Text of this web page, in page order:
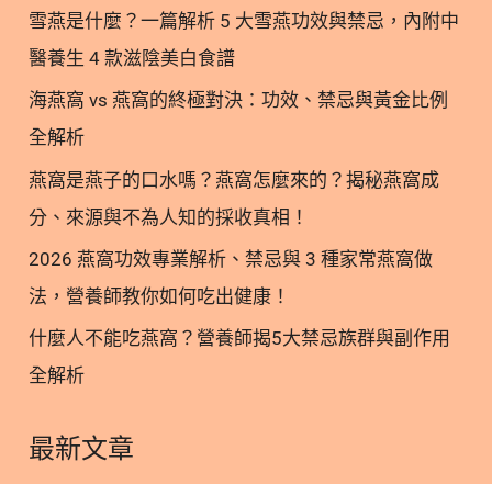
磨… 這包是無糖配方 吃起來不會有負擔之外 口感上
早上空腹直接泡水喝 效果最好哦~ 讓每一天的自己都
看起來比昨天更美~ ALLRE 歐瑞生醫 #ALLRE #歐瑞
生醫 #保健食品 #健康維持 #膠原蛋白 #豐盈 #養顏美
團，用營養蘊育健康! 關於作者 關於作者 林安安營養
師 營養師、健康講師、專欄作家、直播主。 溫柔堅
毅的營養師，曾經歷過職場霸凌，受焦慮憂鬱症纏身
及心理分裂，透過藥物、營養、心理治療走出，努力
自身經驗和營養專業帶給世界美好溫柔。 瀏覽次數：
5
雪燕是什麼？一篇解析 5 大雪燕功效與禁忌，內附中
醫養生 4 款滋陰美白食譜
海燕窩 vs 燕窩的終極對決：功效、禁忌與黃金比例
全解析
燕窩是燕子的口水嗎？燕窩怎麼來的？揭秘燕窩成
分、來源與不為人知的採收真相！
2026 燕窩功效專業解析、禁忌與 3 種家常燕窩做
法，營養師教你如何吃出健康！
什麼人不能吃燕窩？營養師揭5大禁忌族群與副作用
全解析
最新文章